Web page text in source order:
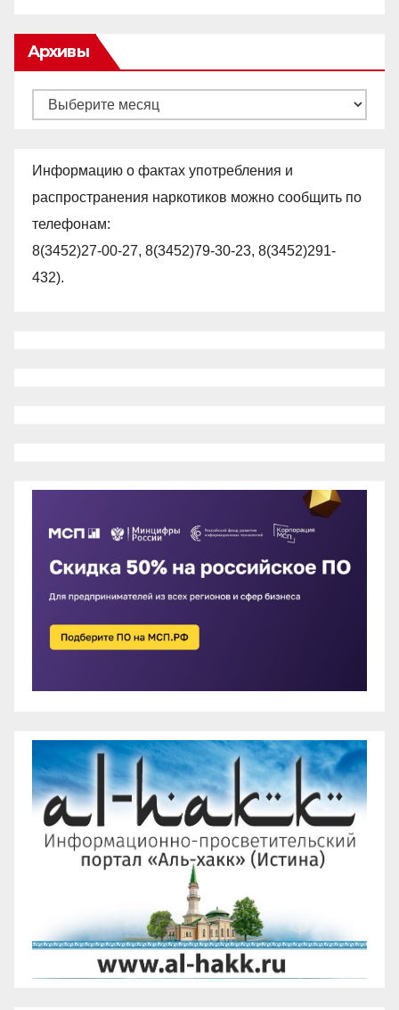
Архивы
Архивы
Информацию о фактах употребления и
распространения наркотиков можно сообщить по
телефонам:
8(3452)27-00-27, 8(3452)79-30-23, 8(3452)291-
432).